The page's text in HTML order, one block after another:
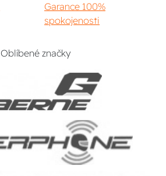
Garance 100%
spokojenosti
Oblíbené značky